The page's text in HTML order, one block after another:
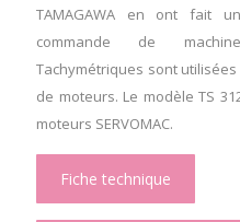
TAMAGAWA en ont fait
commande de
Tachymétriques sont
de moteurs. Le modèle TS
moteurs SERVOMAC.
Fiche technique